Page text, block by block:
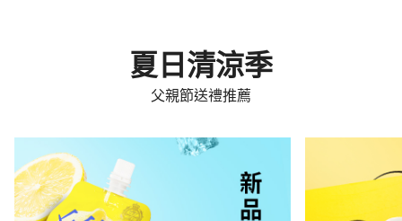
夏日清涼季
父親節送禮推薦